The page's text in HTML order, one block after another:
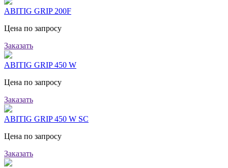
ABITIG GRIP 200F
Цена по запросу
Заказать
ABITIG GRIP 450 W
Цена по запросу
Заказать
ABITIG GRIP 450 W SC
Цена по запросу
Заказать